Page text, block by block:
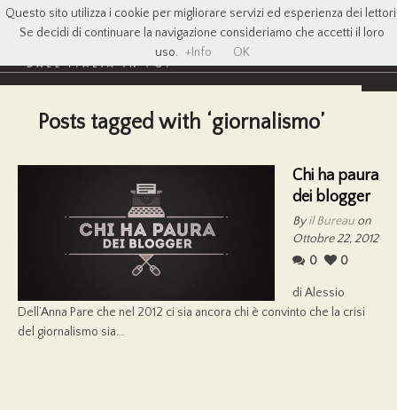
Posts tagged with ‘giornalismo’
Chi ha paura
dei blogger
Byil Bureau on
Ottobre 22, 2012
0
0
di Alessio
Dell’Anna Pare che nel 2012 ci sia ancora chi è convinto che la crisi
del giornalismo sia...
Questo sito utilizza i cookie per migliorare servizi ed esperienza dei
Se decidi di continuare la navigazione consideriamo che accetti il loro
uso. +Info OK